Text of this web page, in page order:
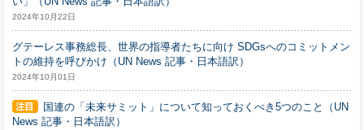
2024年10月22日
グテーレス事務総長、世界の指導者たちに向け SDGsへのコミットメン
トの維持を呼びかけ（UN News 記事・日本語訳）
2024年10月01日
国連の「未来サミット」について知っておくべき5つのこと（UN
News 記事・日本語訳）